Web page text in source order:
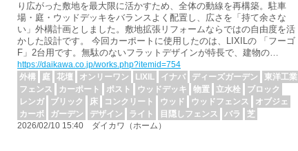
り広がった敷地を最大限に活かすため、全体の動線を再構築。駐車
場・庭・ウッドデッキをバランスよく配置し、広さを「持て余さな
い」外構計画としました。敷地拡張リフォームならではの自由度を活
かした設計です。 今回カーポートに使用したのは、LIXILの 「フーゴ
F」2台用です。無駄のないフラットデザインが特長で、建物の…
https://daikawa.co.jp/works.php?itemid=754
外構
庭 花壇 オンリーワン LIXIL イナバ ディーズガーデン
東洋工業
フェンス
カーポート ポスト ウッドデッキ 物置 立水栓
ブロック
レンガ
ブリック 床 コンクリート ウッド ウッドフェンス
オブジェ
カーボ
ガーデン デザイン ライト 目隠しフェンス バラ
芝
2026/02/10 15:40 ダイカワ（ホーム）